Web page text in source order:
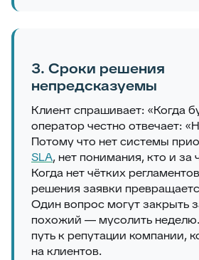
3. Сроки решения
непредсказуемы
Клиент спрашивает: «Когда
оператор честно отвечает:
Потому что нет системы
SLA, нет понимания, кто и за
Когда нет чётких
решения заявки
Один вопрос могут закрыть
похожий — мусолить
путь к репутации компании,
на клиентов.